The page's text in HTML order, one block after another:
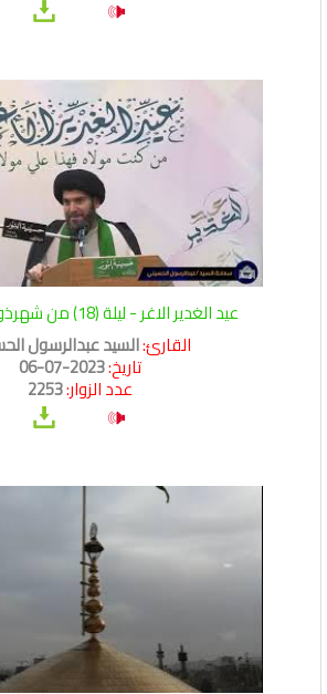
عيد الغدير الاغر - ليلة (18) من شهرذوالحجة 1444
القارئ:السيد عبدالرسول
تاريخ:2023-07-06
عدد الزوار:2253